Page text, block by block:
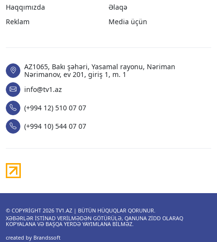
Haqqımızda
Əlaqə
Reklam
Media üçün
AZ1065, Bakı şəhəri, Yasamal rayonu, Nəriman
Nərimanov, ev 201, giriş 1, m. 1
info@tv1.az
(+994 12) 510 07 07
(+994 10) 544 07 07
© COPYRIGHT 2026 TV1.AZ | BÜTÜN HÜQUQLAR QORUNUR.
XƏBƏRLƏR ISTINAD VERILMƏDƏN GÖTÜRÜLƏ, QANUNA ZIDD OLARAQ
KOPYALANA VƏ BAŞQA YERDƏ YAYIMLANA BILMƏZ.
created by Brandssoft